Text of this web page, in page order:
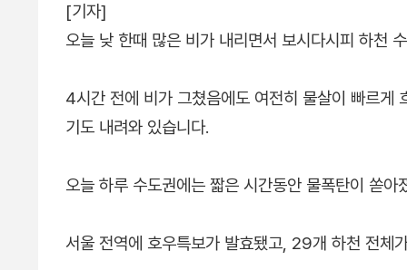
[기자]
오늘 낮 한때 많은 비가 내리면서 보시다시피 하천
4시간 전에 비가 그쳤음에도 여전히 물살이 빠르게
기도 내려와 있습니다.
오늘 하루 수도권에는 짧은 시간동안 물폭탄이 쏟아
서울 전역에 호우특보가 발효됐고, 29개 하천 전체